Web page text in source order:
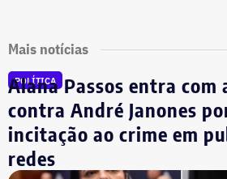
Mais notícias
POLÍTICA
Alana Passos entra com
contra André Janones
incitação ao crime em
redes